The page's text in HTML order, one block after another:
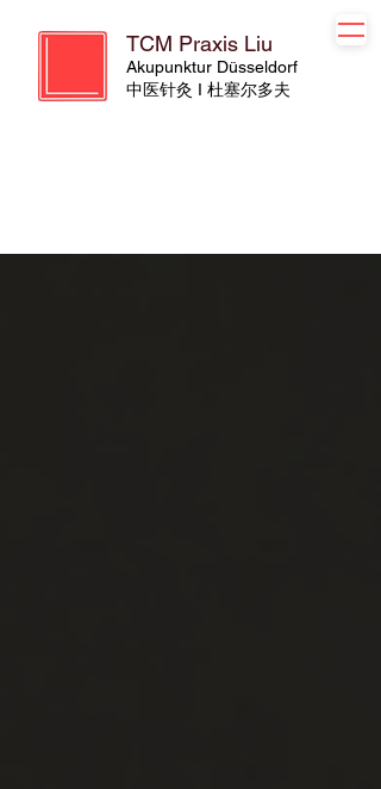
TCM Praxis Liu
Akupunktur Düsseldorf
​​中医针灸 I 杜塞尔多夫